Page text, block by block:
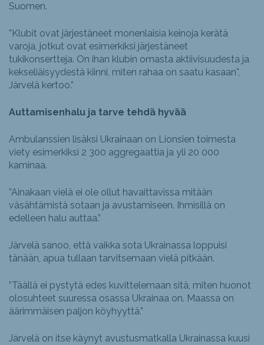
Suomen.
”Klubit ovat järjestäneet monenlaisia keinoja kerätä
varoja, jotkut ovat esimerkiksi järjestäneet
tukikonsertteja. On ihan klubin omasta aktiivisuudesta ja
kekseliäisyydestä kiinni, miten rahaa on saatu kasaan”,
Järvelä kertoo.”
Auttamisenhalu ja tarve tehdä hyvää
Ambulanssien lisäksi Ukrainaan on Lionsien toimesta
viety esimerkiksi 2 300 aggregaattia ja yli 20 000
kaminaa.
”Ainakaan vielä ei ole ollut havaittavissa mitään
väsähtämistä sotaan ja avustamiseen. Ihmisillä on
edelleen halu auttaa.”
Järvelä sanoo, että vaikka sota Ukrainassa loppuisi
tänään, apua tullaan tarvitsemaan vielä pitkään.
”Täällä ei pystytä edes kuvittelemaan sitä, miten huonot
olosuhteet suuressa osassa Ukrainaa on. Maassa on
äärimmäisen paljon köyhyyttä.”
Järvelä on itse käynyt avustusmatkalla Ukrainassa kuusi